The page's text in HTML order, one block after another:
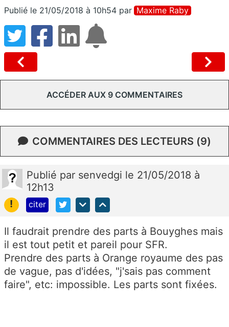
Publié le 21/05/2018 à 10h54 par Maxime Raby
ACCÉDER AUX 9 COMMENTAIRES
COMMENTAIRES DES LECTEURS (9)
Publié par senvedgi le 21/05/2018 à
12h13
!
citer
Il faudrait prendre des parts à Bouyghes mais
il est tout petit et pareil pour SFR.
Prendre des parts à Orange royaume des pas
de vague, pas d'idées, "j'sais pas comment
faire", etc: impossible. Les parts sont fixées.